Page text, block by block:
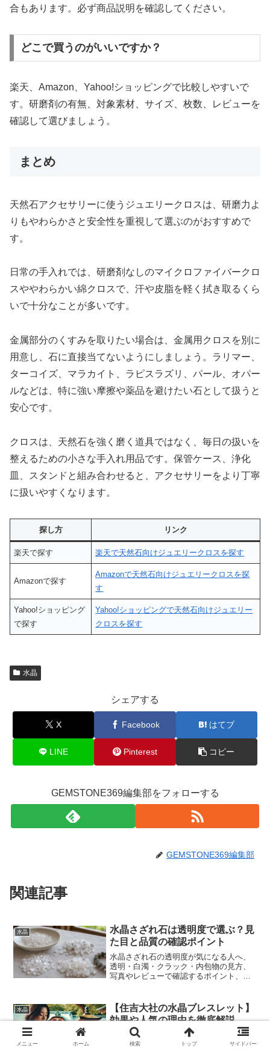
合もあります。必ず商品説明を確認してください。
どこで買うのがいいですか？
楽天、Amazon、Yahoo!ショッピングで比較しやすいで
す。研磨剤の有無、対象素材、サイズ、枚数、レビューを
確認して選びましょう。
まとめ
天然石アクセサリーに使うジュエリークロスは、研磨力よ
りもやわらかさと安全性を重視して選ぶのがおすすめで
す。
日常の手入れでは、研磨剤なしのマイクロファイバークロ
スややわらかい綿クロスで、汗や皮脂を軽く拭き取るくら
いで十分なことが多いです。
金属部分のくすみを取りたい場合は、金属用クロスを別に
用意し、石に直接当てないようにしましょう。ラリマー、
ターコイズ、マラカイト、ラピスラズリ、パール、オパー
ルなどは、特に強い摩擦や薬品を避けたい石として扱うと
安心です。
クロスは、天然石を強く磨く道具ではなく、毎日の扱いを
整えるための小さな手入れ用品です。保管ケース、浄化
皿、スタンドと組み合わせると、アクセサリーをより丁寧
に扱いやすくなります。
探し方 リンク
楽天で探す 楽天で天然石向けジュエリークロスを探す
Amazonで探す
Amazonで天然石向けジュエリークロスを探
す
Yahoo!ショッピング
で探す
Yahoo!ショッピングで天然石向けジュエリー
クロスを探す
水晶
シェアする
X Facebook はてブ
LINE Pinterest コピー
GEMSTONE369編集部をフォローする
GEMSTONE369編集部
関連記事
水晶
水晶さざれ石は透明度で選ぶ？見
た目と品質の確認ポイント
水晶さざれ石の透明度が気になる人へ、
透明・白濁・クラック・内包物の見方、
写真やレビューで確認するポイント、楽
水晶
【住吉大社の水晶ブレスレット】
効果や人気の理由を徹底解説
住吉大社 水晶ブレスレットについて調べ
ているあなたは、「本当にどんな意味が
メニュー ホーム 検索 トップ サイドバー